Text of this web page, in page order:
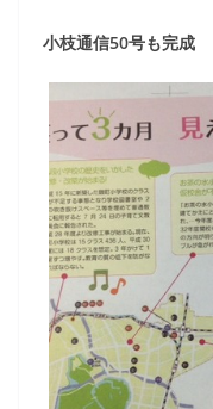
小枝通信50号も完成